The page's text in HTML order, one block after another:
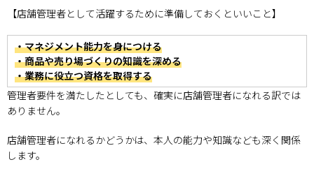
【店舗管理者として活躍するために準備しておくといいこと】
・マネジメント能力を身につける
・商品や売り場づくりの知識を深める
・業務に役立つ資格を取得する
管理者要件を満たしたとしても、確実に店舗管理者になれる訳では
ありません。
店舗管理者になれるかどうかは、本人の能力や知識なども深く関係
します。